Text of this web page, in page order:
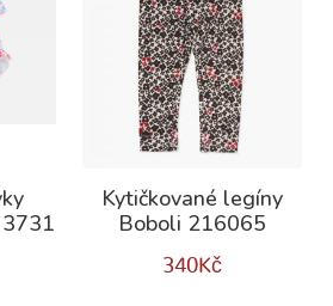
Kytičkované legíny
Boboli 216065
340Kč